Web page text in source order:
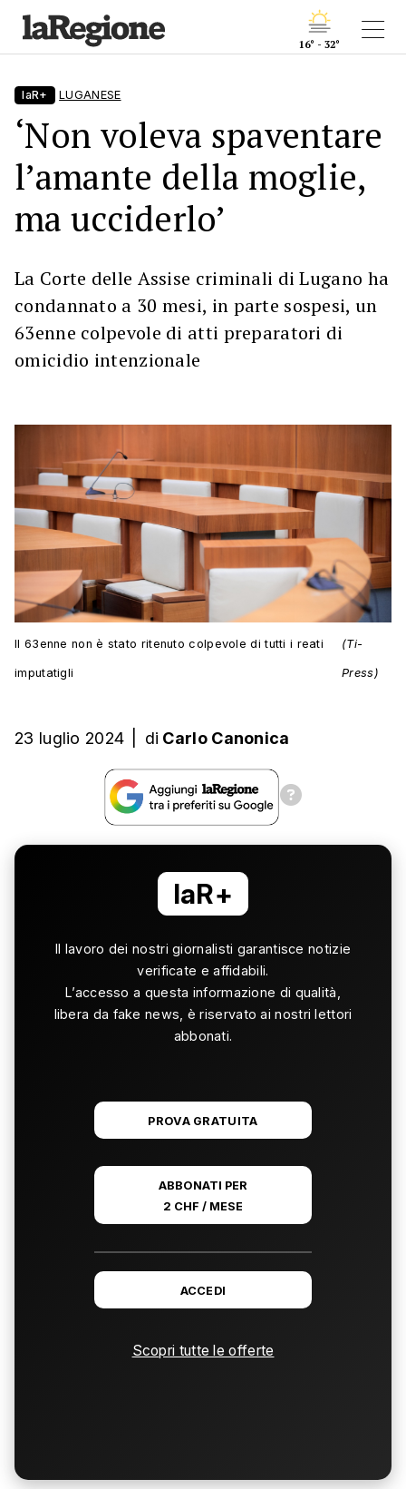
16° - 32°
laR+ LUGANESE
‘Non voleva spaventare
l’amante della moglie,
ma ucciderlo’
La Corte delle Assise criminali di Lugano ha
condannato a 30 mesi, in parte sospesi, un
63enne colpevole di atti preparatori di
omicidio intenzionale
Il 63enne non è stato ritenuto colpevole di tutti i reati
imputatigli
(Ti-
Press)
23 luglio 2024 di Carlo Canonica
laR+
Il lavoro dei nostri giornalisti garantisce notizie
verificate e affidabili.
L’accesso a questa informazione di qualità,
libera da fake news, è riservato ai nostri lettori
abbonati.
PROVA GRATUITA
ABBONATI PER
2 CHF / MESE
ACCEDI
Scopri tutte le offerte